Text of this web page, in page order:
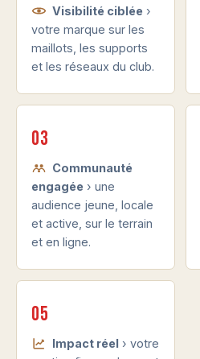
Visibilité ciblée ›
votre marque sur les
maillots, les supports
et les réseaux du club.
03
Communauté
engagée › une
audience jeune, locale
et active, sur le terrain
et en ligne.
05
Impact réel › votre